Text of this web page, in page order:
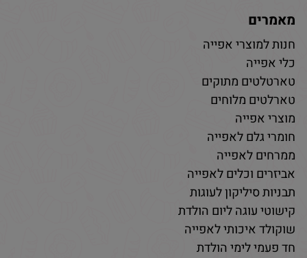
מאמרים
חנות למוצרי אפייה
כלי אפייה
טארטלטים מתוקים
טארלטים מלוחים
מוצרי אפייה
חומרי גלם לאפייה
ממרחים לאפייה
אביזרים וכלים לאפייה
תבניות סיליקון לעוגות
קישוטי עוגה ליום הולדת
שוקולד איכותי לאפייה
חד פעמי לימי הולדת